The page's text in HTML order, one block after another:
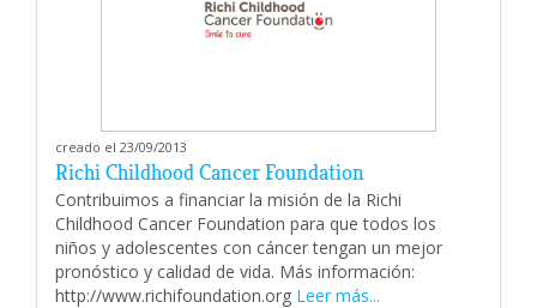
creado el 23/09/2013
Richi Childhood Cancer Foundation
Contribuimos a financiar la misión de la Richi
Childhood Cancer Foundation para que todos los
niños y adolescentes con cáncer tengan un mejor
pronóstico y calidad de vida. Más información:
http://www.richifoundation.org Leer más...